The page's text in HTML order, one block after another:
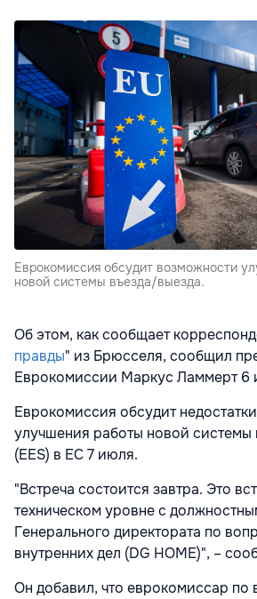
Еврокомиссия обсудит возможности
новой системы въезда/выезда.
Об этом, как сообщает
правды" из Брюсселя, сообщил
Еврокомиссии Маркус Ламмерт 6
Еврокомиссия обсудит
улучшения работы новой системы
(EES) в ЕС 7 июля.
"Встреча состоится завтра. Это
техническом уровне с
Генерального директората по
внутренних дел (DG HOME)", –
Он добавил, что еврокомиссар по